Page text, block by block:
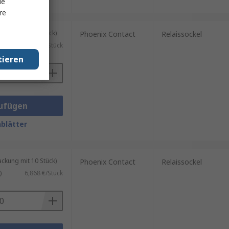
mit 10 Stück)
18,079 €/Stück
Phoenix Contact Relaissockel
mit 10 Stück)
6,868 €/Stück
Phoenix Contact Relaissockel